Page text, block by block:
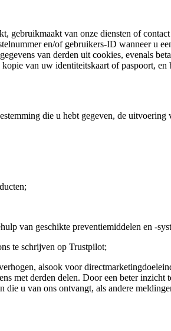
gebruikmaakt van onze diensten of
en/of gebruikers-ID wanneer u
van derden uit cookies,
van uw identiteitskaart of paspoort,
die u hebt gegeven, de
van geschikte preventiemiddelen en -
te schrijven op Trustpilot;
alsook voor
met derden delen. Door een beter
u van ons ontvangt, als andere